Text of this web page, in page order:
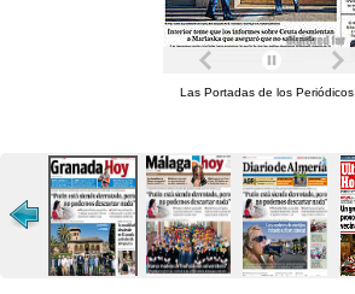
Las Portadas de los Periódicos